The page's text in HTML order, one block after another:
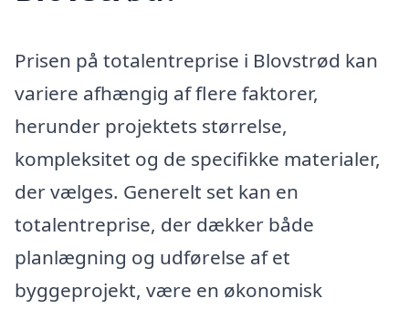
Prisen på totalentreprise i Blovstrød kan
variere afhængig af flere faktorer,
herunder projektets størrelse,
kompleksitet og de specifikke materialer,
der vælges. Generelt set kan en
totalentreprise, der dækker både
planlægning og udførelse af et
byggeprojekt, være en økonomisk